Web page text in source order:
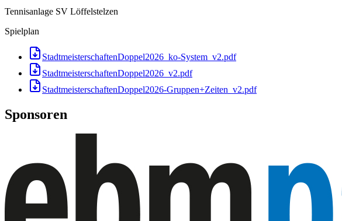
Tennisanlage SV Löffelstelzen
Spielplan
StadtmeisterschaftenDoppel2026_ko-System_v2.pdf
StadtmeisterschaftenDoppel2026_v2.pdf
StadtmeisterschaftenDoppel2026-Gruppen+Zeiten_v2.pdf
Sponsoren